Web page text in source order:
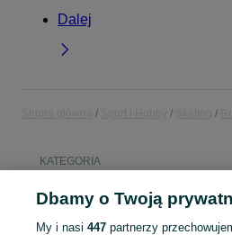
Dalej
KATEGORIA
Popularne
rolki 42 rolki 44 rolki
Dbamy o Twoją
My i nasi 447partnerzy